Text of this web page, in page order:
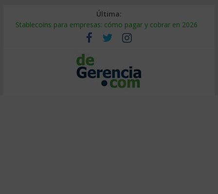
Última:
Stablecoins para empresas: cómo pagar y cobrar en 2026
Despido silencioso: qué es y por qué sale tan caro
IA en selección de personal: cómo auditarla a tiempo
Trabajo forzoso en la cadena de suministro: qué hacer
Mercado hispano de EE. UU.: cómo segmentarlo y venderle